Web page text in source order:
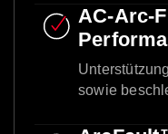
AC-Arc-
sowie